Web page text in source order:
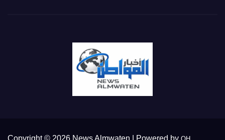
Copyright © 2026 News Almwaten | Powered by